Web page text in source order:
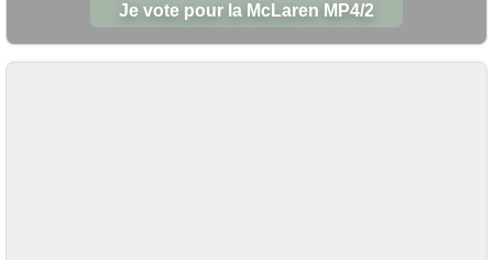
Je vote pour la McLaren MP4/2